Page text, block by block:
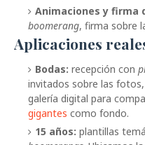
Animaciones y firma
boomerang, firma sobre
Aplicaciones
Bodas: recepción con
invitados sobre las
galería digital para
gigantes como fondo.
15 años: plantillas